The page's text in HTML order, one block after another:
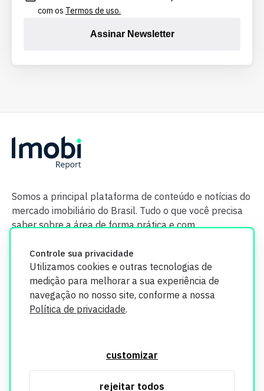
Controle sua privacidade
Utilizamos cookies e outras tecnologias de
medição para melhorar a sua experiência de
navegação no nosso site, conforme a nossa
Política de privacidade.
customizar
rejeitar todos
com os Termos de uso.
Assinar Newsletter
Somos a principal plataforma de conteúdo e notícias do
mercado imobiliário do Brasil. Tudo o que você precisa
saber sobre a área de forma prática e com
segurança. Todos os dados coletados em nosso site são
utilizados exclusivamente para fins de aprimoramento de
informações, consulte nossa Política de Privacidade.